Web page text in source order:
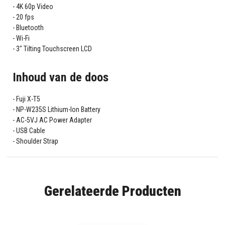
4K 60p Video
20 fps
Bluetooth
Wi-Fi
3" Tilting Touchscreen LCD
Inhoud van de doos
Fuji X-T5
NP-W235S Lithium-Ion Battery
AC-5VJ AC Power Adapter
USB Cable
Shoulder Strap
Gerelateerde Producten